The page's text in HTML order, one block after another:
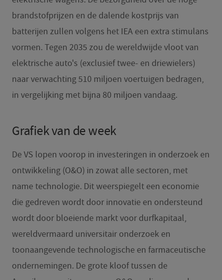
brandstofprijzen en de dalende kostprijs van
batterijen zullen volgens het IEA een extra stimulans
vormen. Tegen 2035 zou de wereldwijde vloot van
elektrische auto's (exclusief twee- en driewielers)
naar verwachting 510 miljoen voertuigen bedragen,
in vergelijking met bijna 80 miljoen vandaag.
Grafiek van de week
De VS lopen voorop in investeringen in onderzoek en
ontwikkeling (O&O) in zowat alle sectoren, met
name technologie. Dit weerspiegelt een economie
die gedreven wordt door innovatie en ondersteund
wordt door bloeiende markt voor durfkapitaal,
wereldvermaard universitair onderzoek en
toonaangevende technologische en farmaceutische
ondernemingen. De grote kloof tussen de